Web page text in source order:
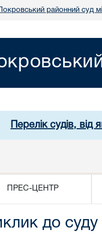
районний суд
Перелік судів, від
ПРЕС-ЦЕНТР
до суду